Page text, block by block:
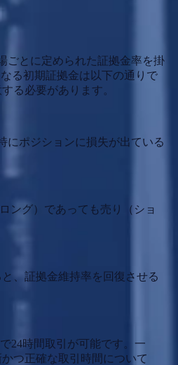
ごとに定められた証拠金率を掛
る初期証拠金は以下の通りで
る必要があります。
にポジションに損失が出ている
ング）であっても売り（ショ
、証拠金維持率を回復させる
24時間取引が可能です。一
つ正確な取引時間について